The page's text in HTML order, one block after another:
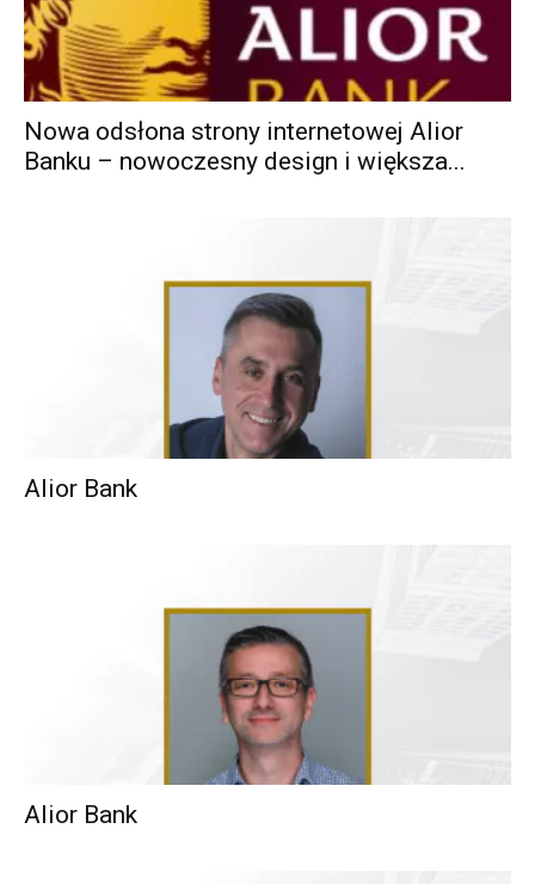
Nowa odsłona strony internetowej Alior
Banku – nowoczesny design i większa...
Alior Bank
Alior Bank